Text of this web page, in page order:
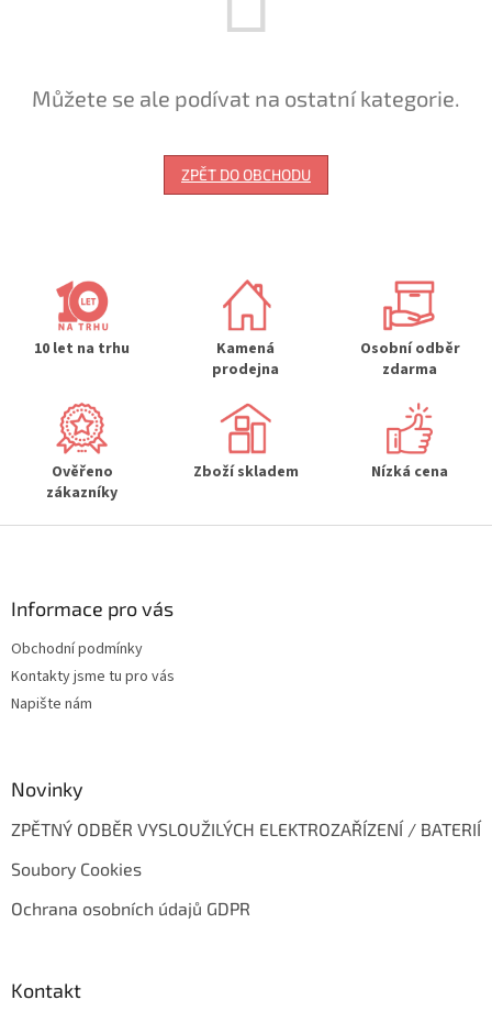
Můžete se ale podívat na ostatní kategorie.
ZPĚT DO OBCHODU
10 let na trhu
Kamená
prodejna
Osobní odběr
zdarma
Ověřeno
zákazníky
Zboží skladem Nízká cena
Informace pro vás
Obchodní podmínky
Kontakty jsme tu pro vás
Napište nám
Novinky
ZPĚTNÝ ODBĚR VYSLOUŽILÝCH ELEKTROZAŘÍZENÍ / BATERIÍ
Soubory Cookies
Ochrana osobních údajů GDPR
Kontakt